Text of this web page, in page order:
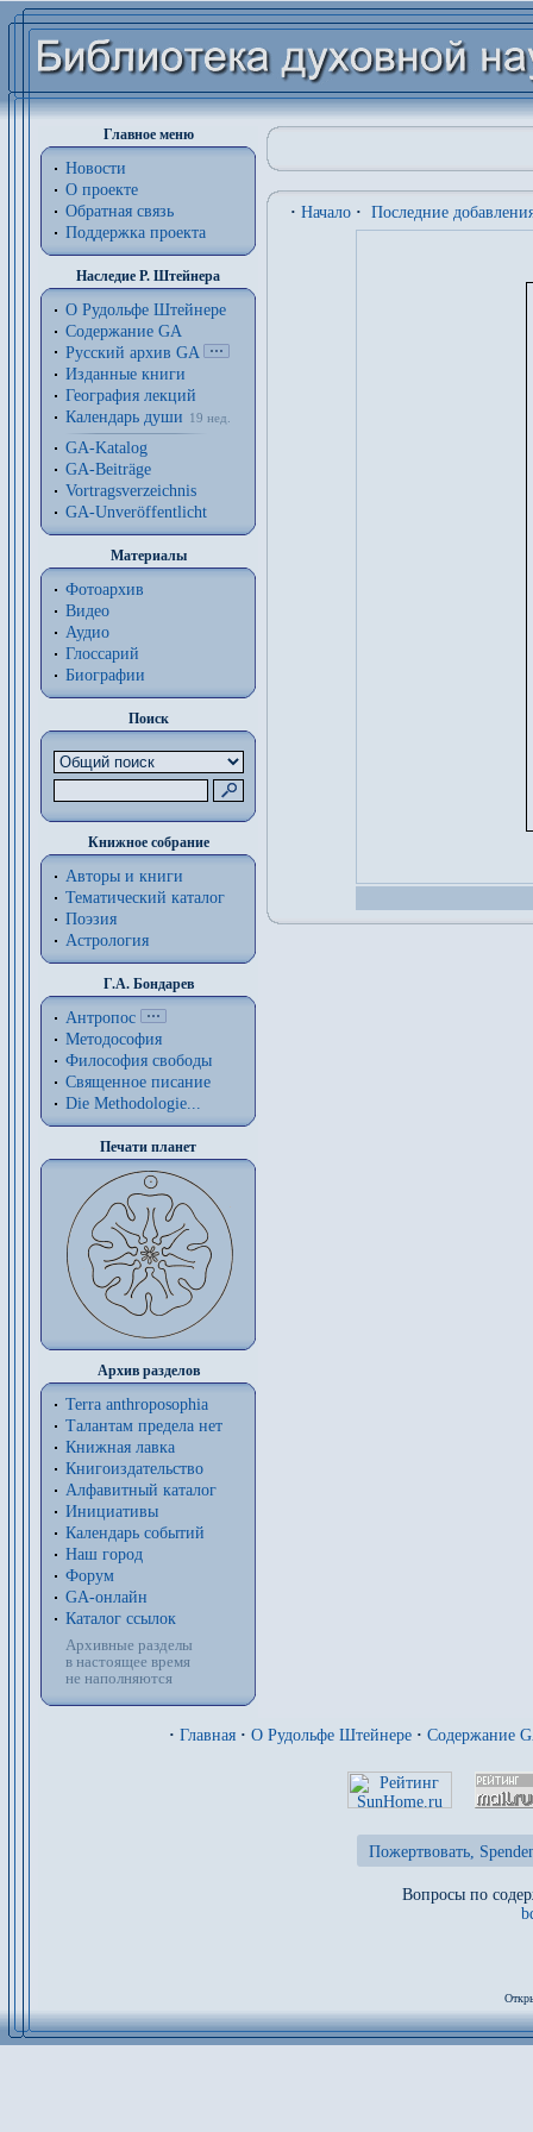
Главное меню
Новости
О проекте
Обратная связь
Поддержка проекта
Наследие Р. Штейнера
О Рудольфе Штейнере
Содержание GA
Русский архив GA
Изданные книги
География лекций
Календарь души
19 нед.
GA-Katalog
GA-Beiträge
Vortragsverzeichnis
GA-Unveröffentlicht
Материалы
Фотоархив
Видео
Аудио
Глоссарий
Биографии
Поиск
Книжное собрание
Авторы и книги
Тематический каталог
Поэзия
Астрология
Г.А. Бондарев
Антропос
Методософия
Философия cвободы
Священное писание
Die Methodologie...
Печати планет
Архив разделов
Terra anthroposophia
Талантам предела нет
Книжная лавка
Книгоиздательство
Алфавитный каталог
Инициативы
Календарь событий
Наш город
Форум
GA-онлайн
Каталог ссылок
Архивные разделы
в настоящее время
не наполняются
· Начало · Последние
· Главная · О Рудольфе Штейнере · Содержание
Пожертвовать,
Вопросы по